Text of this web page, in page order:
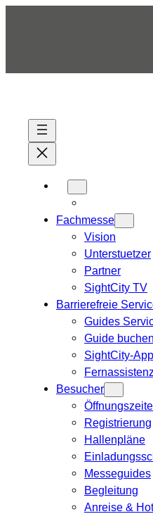
Fachmesse
Vision
Unterstuetzer
Partner
SightCity TV
Barrierefreie
Guides
Guide buchen
SightCity-App
Fernassistenz
Besucher
Registrierung
Hallenpläne
Messeguides
Begleitung
Anreise &